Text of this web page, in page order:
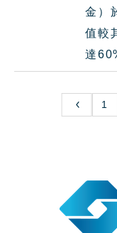
金）
值較
達
1